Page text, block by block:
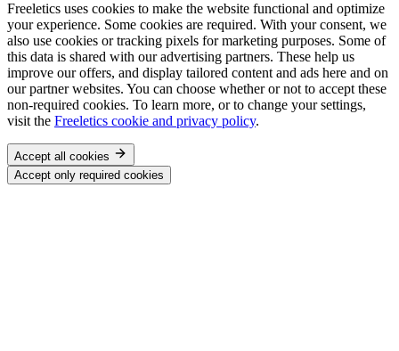
Freeletics uses cookies to make the website functional and optimize
your experience. Some cookies are required. With your consent, we
also use cookies or tracking pixels for marketing purposes. Some of
this data is shared with our advertising partners. These help us
improve our offers, and display tailored content and ads here and on
our partner websites. You can choose whether or not to accept these
non-required cookies. To learn more, or to change your settings,
visit the Freeletics cookie and privacy policy.
Accept all cookies
Accept only required cookies